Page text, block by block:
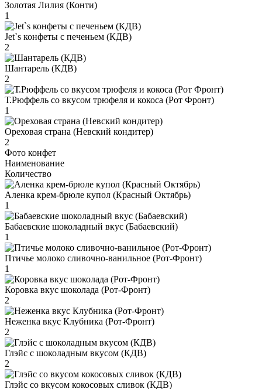
Золотая Лилия (Конти)
1
Jet`s конфеты с печеньем (КДВ)
2
Шантарель (КДВ)
2
Т.Рюффель со вкусом трюфеля и кокоса (Рот Фронт)
1
Ореховая страна (Невский кондитер)
2
Фото конфет
Наименование
Количество
Аленка крем-брюле купол (Красный Октябрь)
1
Бабаевские шоколадный вкус (Бабаевский)
1
Птичье молоко сливочно-ванильное (Рот-Фронт)
1
Коровка вкус шоколада (Рот-Фронт)
2
Неженка вкус Клубника (Рот-Фронт)
2
Глэйс с шоколадным вкусом (КДВ)
2
Глэйс со вкусом кокосовых сливок (КДВ)